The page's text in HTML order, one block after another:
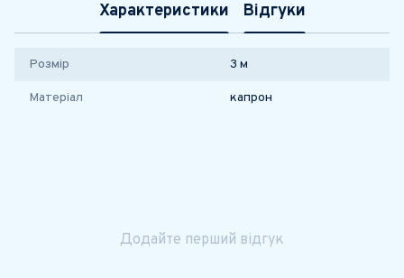
Характеристики Відгуки
Розмір 3 м
Матеріал капрон
Додайте перший відгук